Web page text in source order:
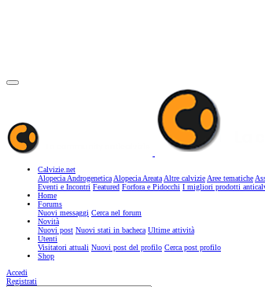
Calvizie.net
Alopecia AndrogeneticaAlopecia AreataAltre calvizieAree tematiche
Eventi e Incontri Featured Forfora e Pidocchi I migliori prodotti
Home
Forums
Nuovi messaggi Cerca nel forum
Novità
Nuovi post Nuovi stati in bacheca Ultime attività
Utenti
Visitatori attuali Nuovi post del profilo Cerca post profilo
Shop
Accedi
Registrati